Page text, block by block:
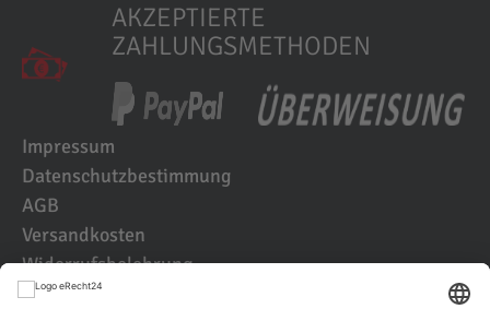
AKZEPTIERTE
ZAHLUNGSMETHODEN
Impressum
Datenschutzbestimmung
AGB
Versandkosten
Widerrufsbelehrung
Kundenbewertungen